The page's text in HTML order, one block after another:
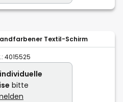
Textil-Schirm
4015525
individuelle
bitte